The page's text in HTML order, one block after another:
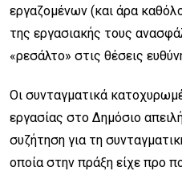
εργαζομένων (και άρα
της εργασιακής τους
«ρεσάλτο» στις θέσεις
Οι συνταγματικά
εργασίας στο Δημόσιο
συζήτηση για τη
οποία στην πράξη είχε προ